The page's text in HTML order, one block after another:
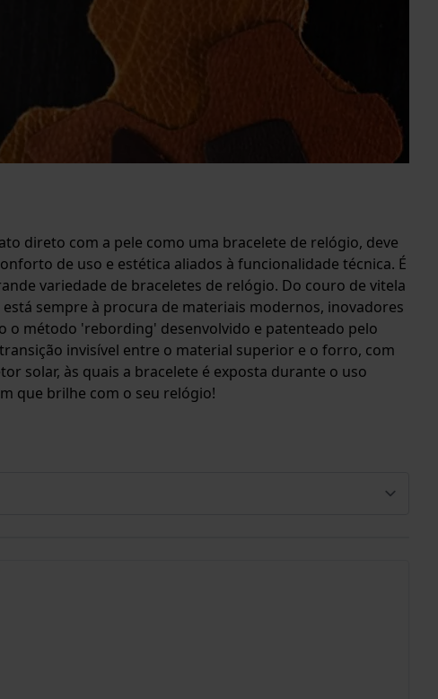
direto com a pele como uma bracelete de relógio, deve
de uso e estética aliados à funcionalidade técnica. É
variedade de braceletes de relógio. Do couro de vitela
sempre à procura de materiais modernos, inovadores
o método 'rebording' desenvolvido e patenteado pelo
invisível entre o material superior e o forro, com
solar, às quais a bracelete é exposta durante o uso
que brilhe com o seu relógio!